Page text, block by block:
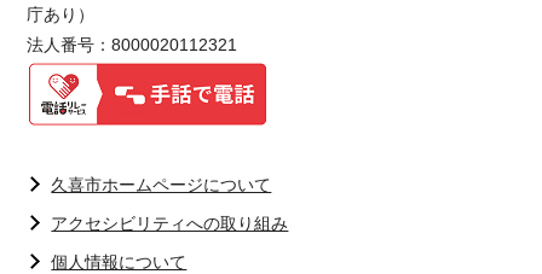
庁あり）
法人番号：8000020112321
久喜市ホームページについて
アクセシビリティへの取り組み
個人情報について